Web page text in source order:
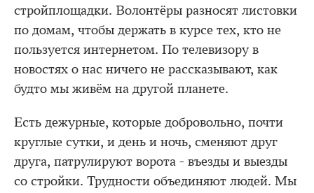
стройплощадки. Волонтёры разносят листовки
по домам, чтобы держать в курсе тех, кто не
пользуется интернетом. По телевизору в
новостях о нас ничего не рассказывают, как
будто мы живём на другой планете.
Есть дежурные, которые добровольно, почти
круглые сутки, и день и ночь, сменяют друг
друга, патрулируют ворота - въезды и выезды
со стройки. Трудности объединяют людей. Мы